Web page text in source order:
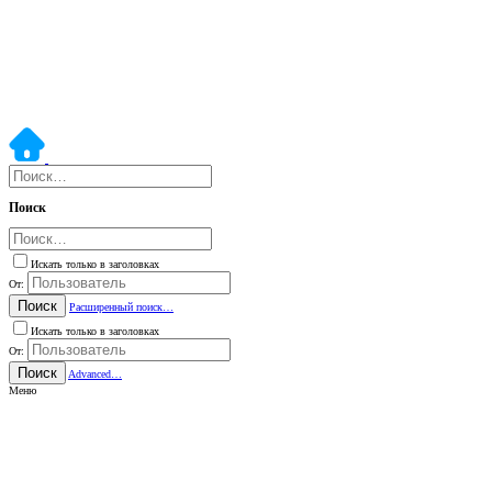
Поиск
Искать только в заголовках
От:
Поиск
Расширенный поиск…
Искать только в заголовках
От:
Поиск
Advanced…
Меню